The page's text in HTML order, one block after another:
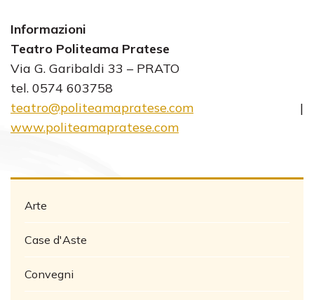
Informazioni
Teatro Politeama Pratese
Via G. Garibaldi 33 – PRATO
tel. 0574 603758
teatro@politeamapratese.com |
www.politeamapratese.com
Arte
Case d'Aste
Convegni